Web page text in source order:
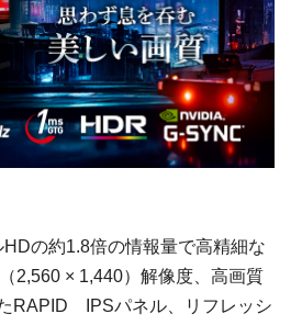
HDの約1.8倍の情報量で高精細な
2,560 × 1,440）解像度、高画質
RAPID IPSパネル、リフレッシ